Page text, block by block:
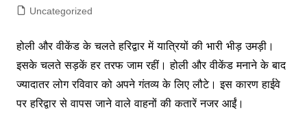
Uncategorized
होली और वीकेंड के चलते हरिद्वार में यात्रियों की भारी भीड़ उमड़ी।
इसके चलते सड़कें हर तरफ जाम रहीं। होली और वीकेंड मनाने के बाद
ज्यादातर लोग रविवार को अपने गंतव्य के लिए लौटे। इस कारण हाईवे
पर हरिद्वार से वापस जाने वाले वाहनों की कतारें नजर आईं।